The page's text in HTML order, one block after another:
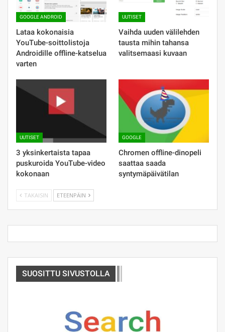
GOOGLE ANDROID
Lataa kokonaisia ​​
YouTube-soittolistoja
Androidille offline-katselua
varten
UUTISET
Vaihda uuden välilehden
tausta mihin tahansa
valitsemaasi kuvaan
UUTISET
3 yksinkertaista tapaa
puskuroida YouTube-video
kokonaan
GOOGLE
Chromen offline-dinopeli
saattaa saada
syntymäpäivätilan
TAKAISIN ETEENPÄIN
SUOSITTU SIVUSTOLLA